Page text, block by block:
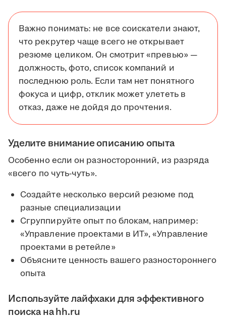
Важно понимать: не все соискатели знают,
что рекрутер чаще всего не открывает
резюме целиком. Он смотрит «превью» —
должность, фото, список компаний и
последнюю роль. Если там нет понятного
фокуса и цифр, отклик может улететь в
отказ, даже не дойдя до прочтения.
Уделите внимание описанию опыта
Особенно если он разносторонний, из разряда
«всего по чуть-чуть».
Создайте несколько версий резюме под
разные специализации
Сгруппируйте опыт по блокам, например:
«Управление проектами в ИТ», «Управление
проектами в ретейле»
Объясните ценность вашего разностороннего
опыта
Используйте лайфхаки для эффективного
поиска на hh.ru